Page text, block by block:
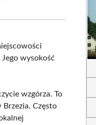
wysokość
wzgórza. To
Często